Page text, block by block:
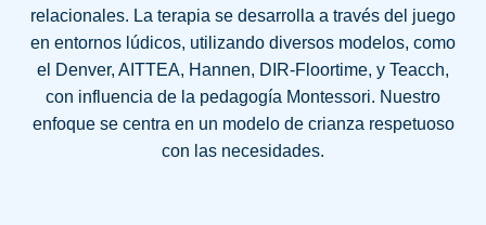
relacionales. La terapia se desarrolla a través del juego
en entornos lúdicos, utilizando diversos modelos, como
el Denver, AITTEA, Hannen, DIR-Floortime, y Teacch,
con influencia de la pedagogía Montessori. Nuestro
enfoque se centra en un modelo de crianza respetuoso
con las necesidades.